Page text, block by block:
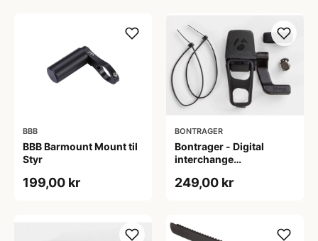
BBB
BBB Barmount Mount til
Styr
199,00 kr
BONTRAGER
Bontrager - Digital
interchange
249,00 kr